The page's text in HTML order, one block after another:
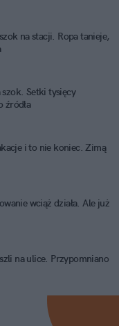
na stacji. Ropa tanieje,
Setki tysięcy
źródła
i to nie koniec. Zimą
wciąż działa. Ale już
na ulice. Przypomniano